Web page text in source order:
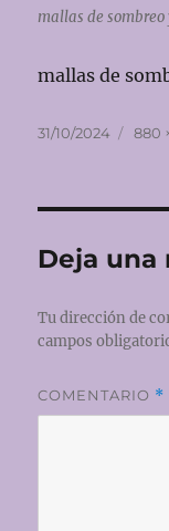
mallas de
mallas de
Publicado
31/10/2024 880
Deja una
Tu dirección de
campos
COMENTARIO *